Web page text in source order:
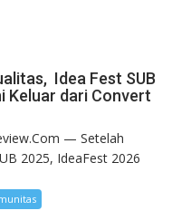
Idea Fest SUB
Keluar dari Convert
— Setelah
2025, IdeaFest 2026